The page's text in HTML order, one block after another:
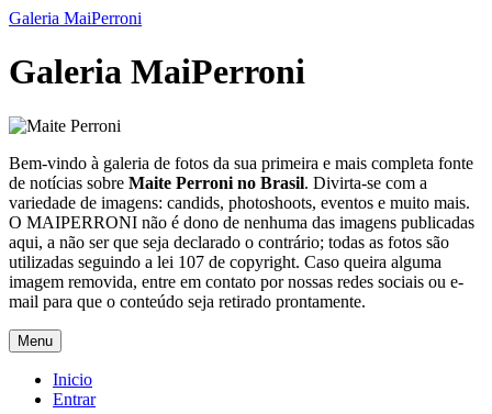
Galeria MaiPerroni
Galeria MaiPerroni
Bem-vindo à galeria de fotos da sua primeira e mais completa fonte
de notícias sobre Maite Perroni no Brasil. Divirta-se com a
variedade de imagens: candids, photoshoots, eventos e muito mais.
O MAIPERRONI não é dono de nenhuma das imagens publicadas
aqui, a não ser que seja declarado o contrário; todas as fotos são
utilizadas seguindo a lei 107 de copyright. Caso queira alguma
imagem removida, entre em contato por nossas redes sociais ou e-
mail para que o conteúdo seja retirado prontamente.
Menu
Inicio
Entrar